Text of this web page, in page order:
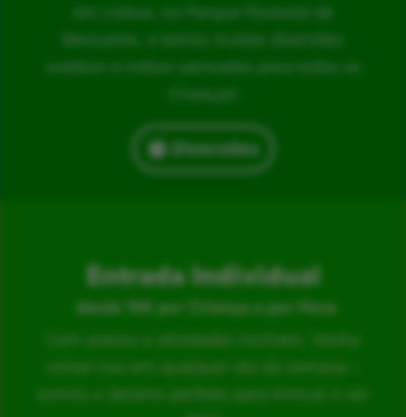
em Lisboa, no Parque Florestal de
Monsanto, e temos muitas diversões
outdoor e indoor pensadas para todas as
Crianças!
Diversões
Entrada Individual
desde 15€ por Criança e por Hora
Com acesso a atividades incríveis. Venha
visitar-nos em qualquer dia da semana –
somos o destino perfeito para brincar e ser